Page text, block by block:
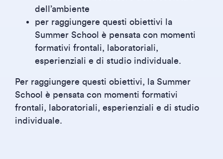
dell’ambiente
per raggiungere questi obiettivi la
Summer School è pensata con momenti
formativi frontali, laboratoriali,
esperienziali e di studio individuale.
Per raggiungere questi obiettivi, la Summer
School è pensata con momenti formativi
frontali, laboratoriali, esperienziali e di studio
individuale.